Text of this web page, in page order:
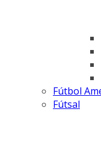
Fútbol
Fútsal